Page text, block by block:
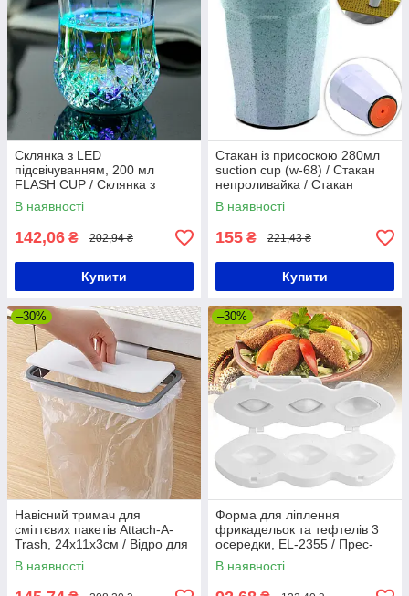
Склянка з LED
підсвічуванням, 200 мл
FLASH CUP / Склянка з
підсвічуванням дна / Стакан,
що світиться
В наявності
142,06 ₴ 202,94 ₴
Купити
Стакан із присоскою 280мл
suction cup (w-68) / Стакан
непроливайка / Стакан
гранований на присосках
В наявності
155 ₴ 221,43 ₴
Купити
–30%
Навісний тримач для
сміттєвих пакетів Attach-A-
Trash, 24х11х3см / Відро для
сміття
В наявності
–30%
Форма для ліплення
фрикадельок та тефтелів 3
осередки, EL-2355 / Прес-
форма для приготування
котлет
В наявності